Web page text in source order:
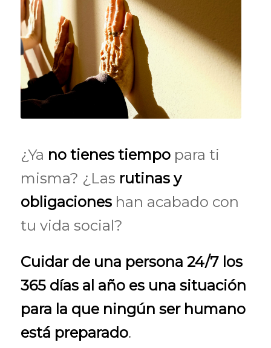
¿Ya no tienes tiempopara ti
misma? ¿Las rutinas y
obligacioneshan acabado con
tu vida social?
Cuidar de una persona 24/7 los
365 días al año es una situación
para la que ningún ser humano
está preparado.